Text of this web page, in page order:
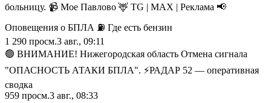
больницу. 📹 Мое Павлово 🦌 TG | MAX | Реклама 📢
Оповещения о БПЛА ⛽️ Где есть бензин
1 290 просм.3 авг., 09:11
🟢 ВНИМАНИЕ! Нижегородская область Отмена сигнала
"ОПАСНОСТЬ АТАКИ БПЛА". ⚡️РАДАР 52 — оперативная
сводка
959 просм.3 авг., 08:33